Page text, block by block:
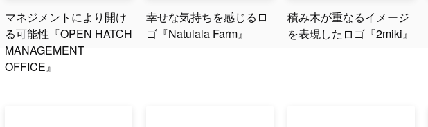
マネジメントにより開け
る可能性『OPEN HATCH
MANAGEMENT
OFFICE』
幸せな気持ちを感じるロ
ゴ『Natulala Farm』
積み木が重なるイメージ
を表現したロゴ『2miki』